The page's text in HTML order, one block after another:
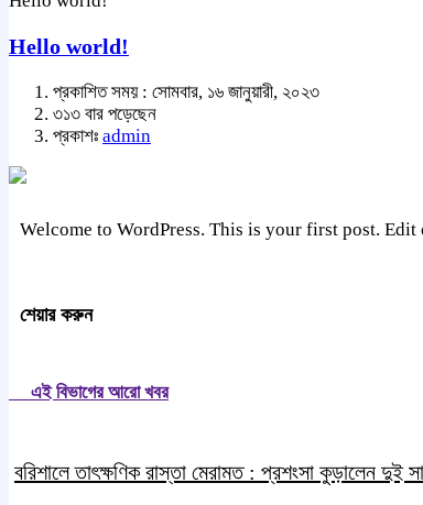
Hello world!
প্রকাশিত সময় : সোমবার, ১৬ জানুয়ারী, ২০২৩
৩১৩ বার পড়েছেন
প্রকাশঃ admin
Welcome to WordPress. This is your first post.
শেয়ার করুন
এই বিভাগের আরো খবর
বরিশালে তাৎক্ষণিক রাস্তা মেরামত : প্রশংসা কুড়ালেন দুই